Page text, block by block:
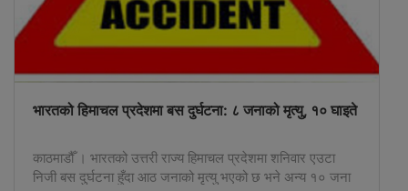
भारतको हिमाचल प्रदेशमा बस दुर्घटना: ८ जनाको मृत्यु, १० घाइते
काठमाडौँ । भारतको उत्तरी राज्य हिमाचल प्रदेशमा शनिवार एउटा
निजी बस दुर्घटना हुँदा आठ जनाको मृत्यु भएको छ भने अन्य १० जना